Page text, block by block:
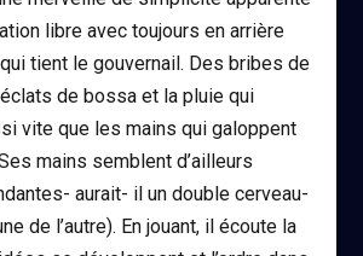
libre avec toujours en arrière
tient le gouvernail. Des bribes de
de bossa et la pluie qui
vite que les mains qui galoppent
mains semblent d’ailleurs
aurait- il un double cerveau-
de l’autre). En jouant, il écoute la